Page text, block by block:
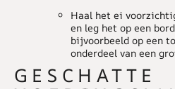
Haal het ei
en leg het op een
bijvoorbeeld op een
onderdeel van een
GESCHATTE